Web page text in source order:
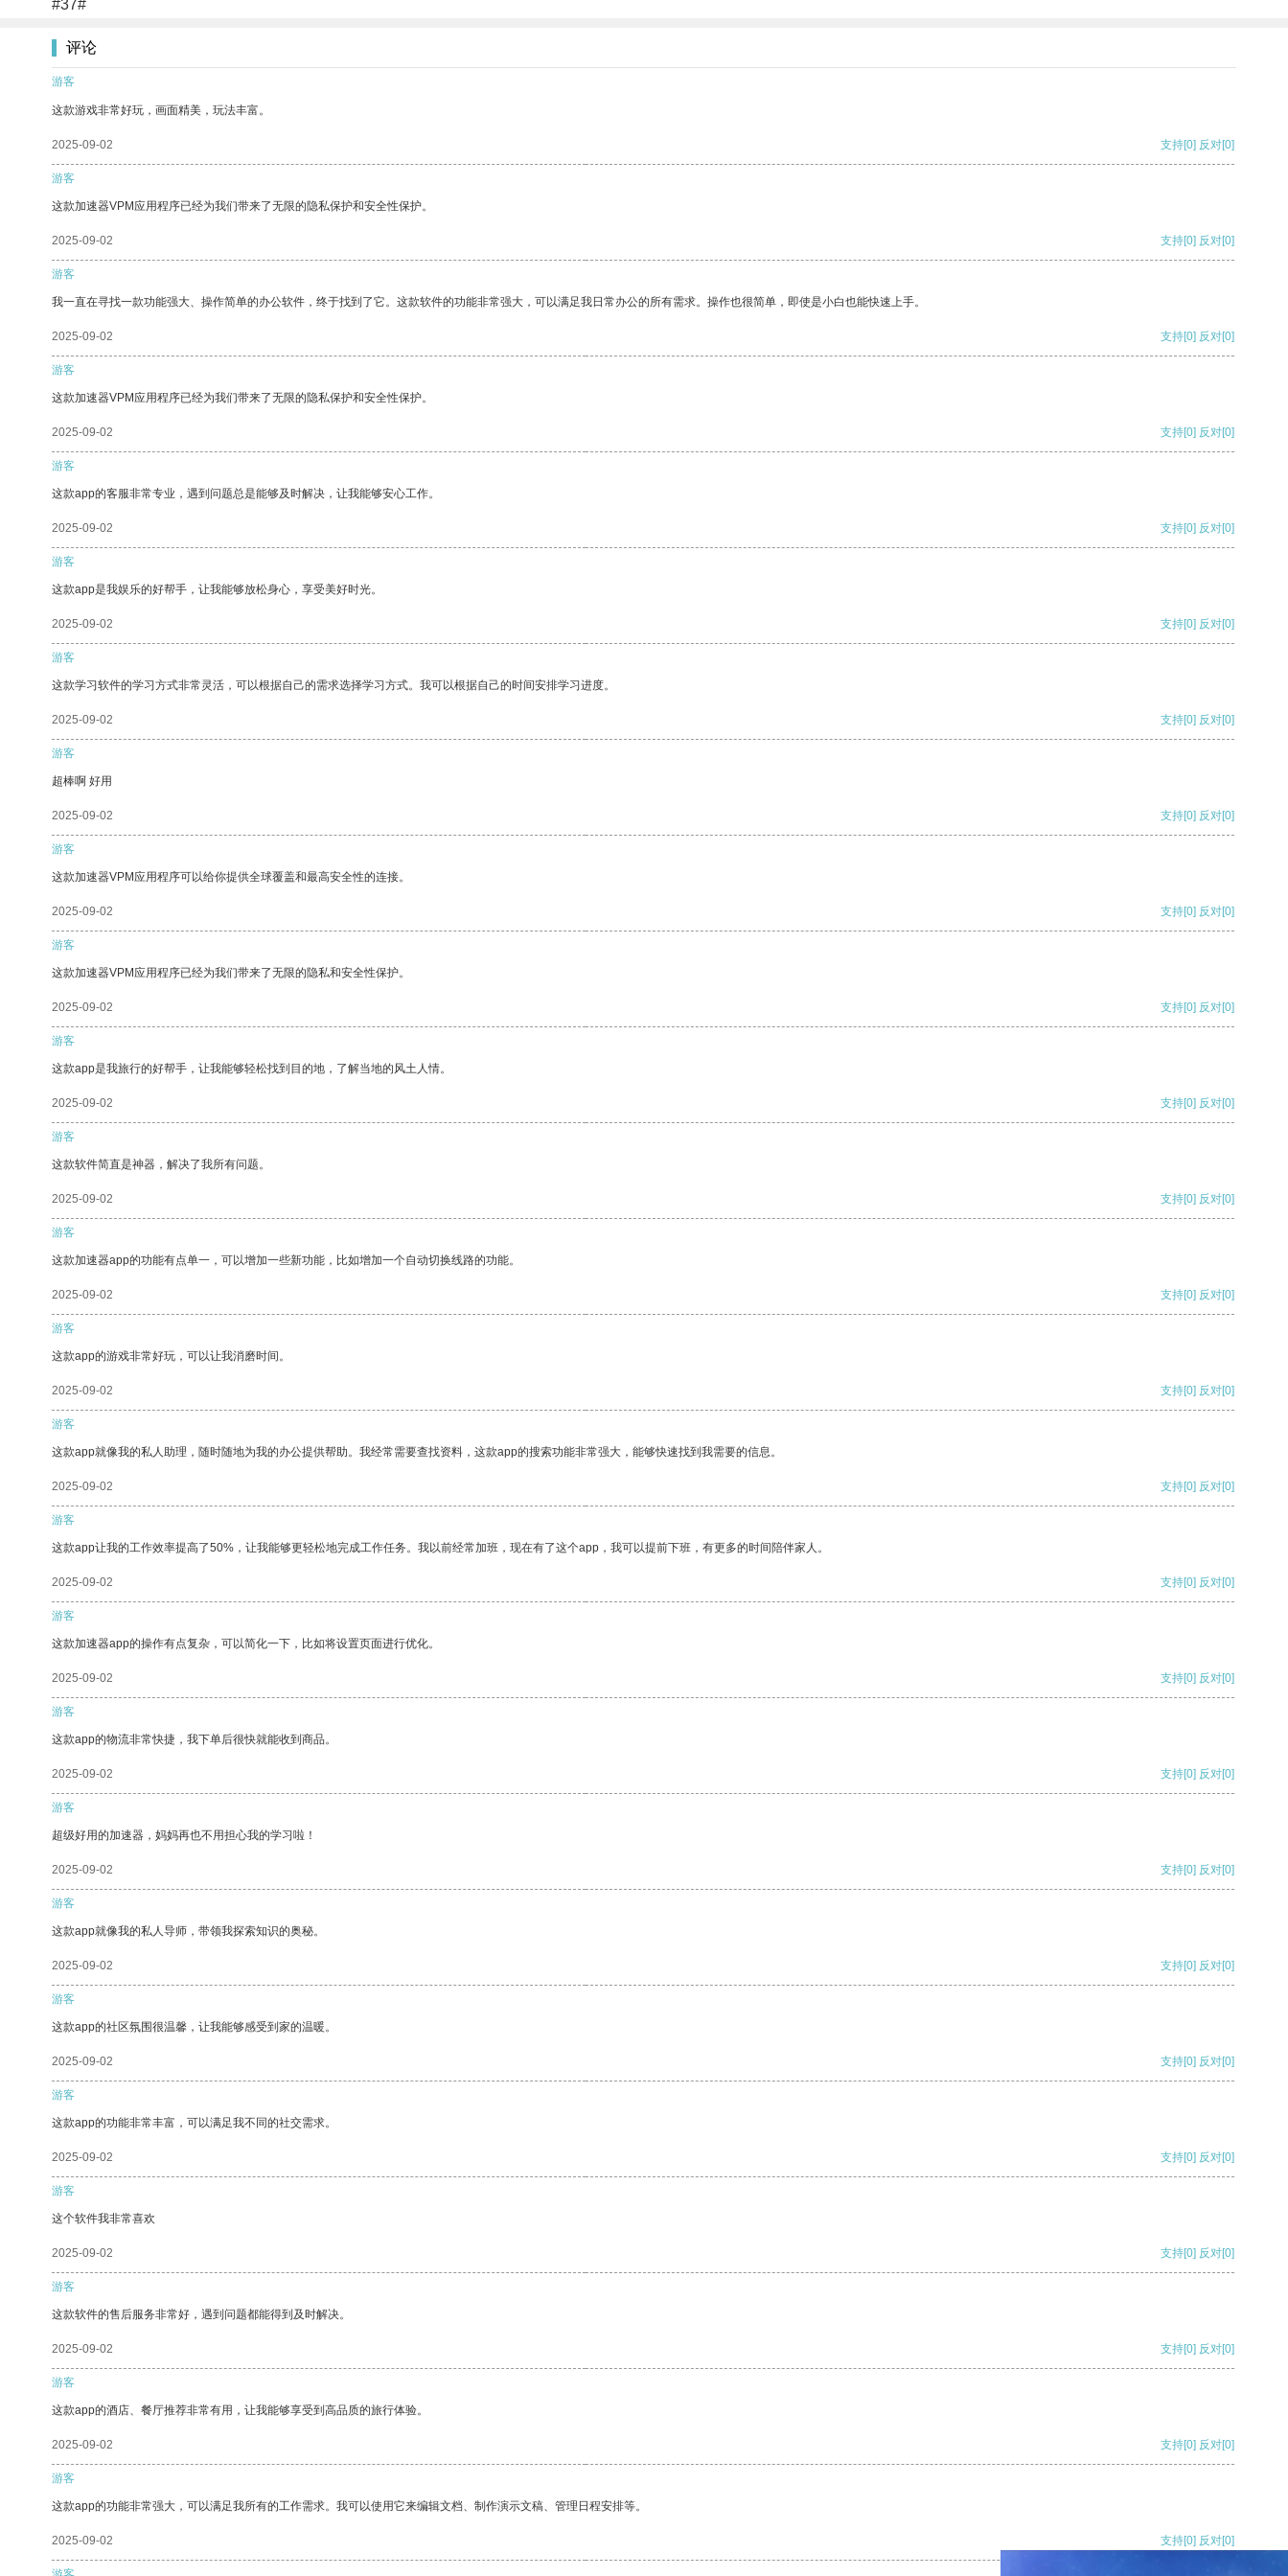
#37#
评论
游客
这款游戏非常好玩，画面精美，玩法丰富。
2025-09-02 支持[0] 反对[0]
游客
这款加速器VPM应用程序已经为我们带来了无限的隐私保护和安全性保护。
2025-09-02 支持[0] 反对[0]
游客
我一直在寻找一款功能强大、操作简单的办公软件，终于找到了它。这款软件的功能非常强大，可以满足我日常办公的所有需求。操作也很简单，即使是小白也能快速上手。
2025-09-02 支持[0] 反对[0]
游客
这款加速器VPM应用程序已经为我们带来了无限的隐私保护和安全性保护。
2025-09-02 支持[0] 反对[0]
游客
这款app的客服非常专业，遇到问题总是能够及时解决，让我能够安心工作。
2025-09-02 支持[0] 反对[0]
游客
这款app是我娱乐的好帮手，让我能够放松身心，享受美好时光。
2025-09-02 支持[0] 反对[0]
游客
这款学习软件的学习方式非常灵活，可以根据自己的需求选择学习方式。我可以根据自己的时间安排学习进度。
2025-09-02 支持[0] 反对[0]
游客
超棒啊 好用
2025-09-02 支持[0] 反对[0]
游客
这款加速器VPM应用程序可以给你提供全球覆盖和最高安全性的连接。
2025-09-02 支持[0] 反对[0]
游客
这款加速器VPM应用程序已经为我们带来了无限的隐私和安全性保护。
2025-09-02 支持[0] 反对[0]
游客
这款app是我旅行的好帮手，让我能够轻松找到目的地，了解当地的风土人情。
2025-09-02 支持[0] 反对[0]
游客
这款软件简直是神器，解决了我所有问题。
2025-09-02 支持[0] 反对[0]
游客
这款加速器app的功能有点单一，可以增加一些新功能，比如增加一个自动切换线路的功能。
2025-09-02 支持[0] 反对[0]
游客
这款app的游戏非常好玩，可以让我消磨时间。
2025-09-02 支持[0] 反对[0]
游客
这款app就像我的私人助理，随时随地为我的办公提供帮助。我经常需要查找资料，这款app的搜索功能非常强大，能够快速找到我需要的信息。
2025-09-02 支持[0] 反对[0]
游客
这款app让我的工作效率提高了50%，让我能够更轻松地完成工作任务。我以前经常加班，现在有了这个app，我可以提前下班，有更多的时间陪伴家人。
2025-09-02 支持[0] 反对[0]
游客
这款加速器app的操作有点复杂，可以简化一下，比如将设置页面进行优化。
2025-09-02 支持[0] 反对[0]
游客
这款app的物流非常快捷，我下单后很快就能收到商品。
2025-09-02 支持[0] 反对[0]
游客
超级好用的加速器，妈妈再也不用担心我的学习啦！
2025-09-02 支持[0] 反对[0]
游客
这款app就像我的私人导师，带领我探索知识的奥秘。
2025-09-02 支持[0] 反对[0]
游客
这款app的社区氛围很温馨，让我能够感受到家的温暖。
2025-09-02 支持[0] 反对[0]
游客
这款app的功能非常丰富，可以满足我不同的社交需求。
2025-09-02 支持[0] 反对[0]
游客
这个软件我非常喜欢
2025-09-02 支持[0] 反对[0]
游客
这款软件的售后服务非常好，遇到问题都能得到及时解决。
2025-09-02 支持[0] 反对[0]
游客
这款app的酒店、餐厅推荐非常有用，让我能够享受到高品质的旅行体验。
2025-09-02 支持[0] 反对[0]
游客
这款app的功能非常强大，可以满足我所有的工作需求。我可以使用它来编辑文档、制作演示文稿、管理日程安排等。
2025-09-02 支持[0] 反对[0]